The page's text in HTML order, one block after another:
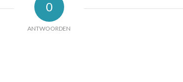
0
ANTWOORDEN